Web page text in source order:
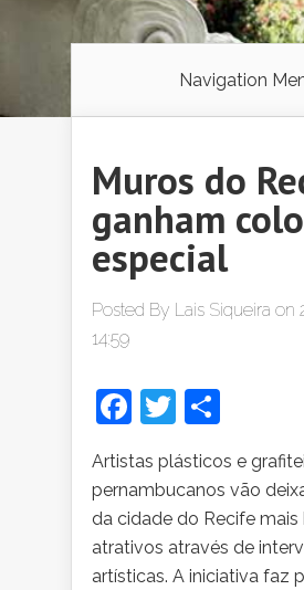
Navigation
Muros do
ganham
especial
Posted By Lais Siqueira on
14:59
Facebook
Twitter
Artistas plásticos e
pernambucanos vão
da cidade do Recife
atrativos através de
artísticas. A iniciativa faz